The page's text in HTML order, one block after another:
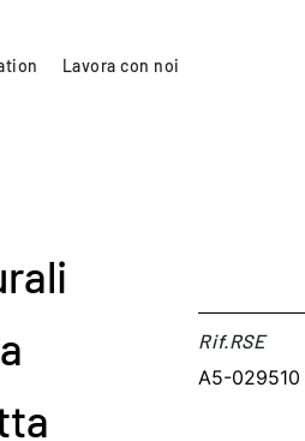
Lavora con noi
Rif.RSE​
A5-029510